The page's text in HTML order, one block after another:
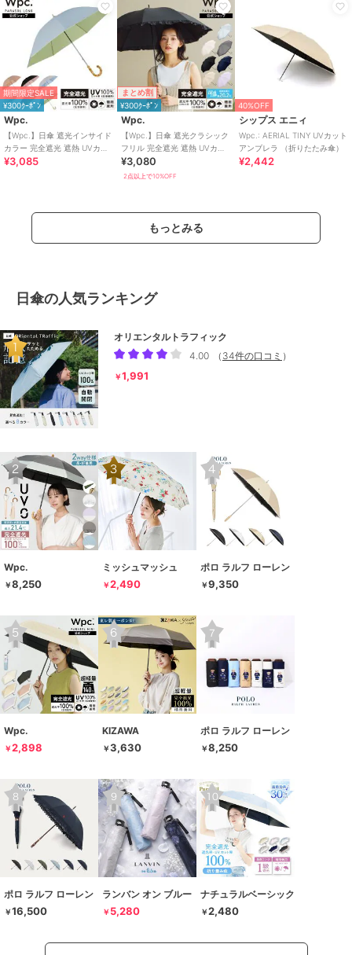
期間限定SALE
¥300ｸｰﾎﾟﾝ
Wpc.
【Wpc.】日傘 遮光インサイド
カラー 完全遮光 遮熱 UVカッ
ト 晴雨兼用 レディース 長傘
¥3,085
まとめ割
¥300ｸｰﾎﾟﾝ
Wpc.
【Wpc.】日傘 遮光クラシック
フリル 完全遮光 遮熱 UVカッ
ト 晴雨兼用 レディース 長傘
¥3,080
2点以上で10%OFF
40%OFF
シップス エニィ
Wpc.: AERIAL TINY UVカット
アンブレラ （折りたたみ傘）
¥2,442
もっとみる
日傘の人気ランキング
オリエンタルトラフィック
4.00
（ 34件の口コミ ）
￥1,991
Wpc.
￥8,250
ミッシュマッシュ
￥2,490
ポロ ラルフ ローレン
￥9,350
Wpc.
￥2,898
KIZAWA
￥3,630
ポロ ラルフ ローレン
￥8,250
ポロ ラルフ ローレン
￥16,500
ランバン オン ブルー
￥ 5,280
ナチュラルベーシック
￥2,480